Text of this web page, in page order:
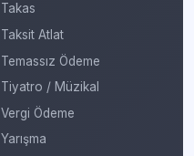
Takas
Taksit Atlat
Temassız Ödeme
Tiyatro / Müzikal
Vergi Ödeme
Yarışma